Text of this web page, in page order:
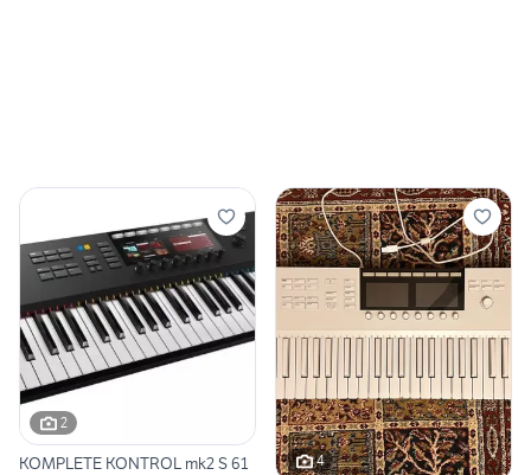
2
KOMPLETE KONTROL mk2 S 61
4